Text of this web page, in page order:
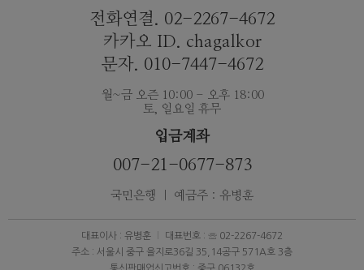
전화연결. 02-2267-4672
카카오 ID. chagalkor
문자. 010-7447-4672
월~금 오즌 10:00 - 오후 18:00
토, 일요일 휴무
입금계좌
007-21-0677-873
국민은행 ｜ 예금주 : 유병훈
대표이사 : 유병훈
대표번호 : ☏ 02-2267-4672
주소 : 서울시 중구 을지로36길 35,14공구 571A호 3층